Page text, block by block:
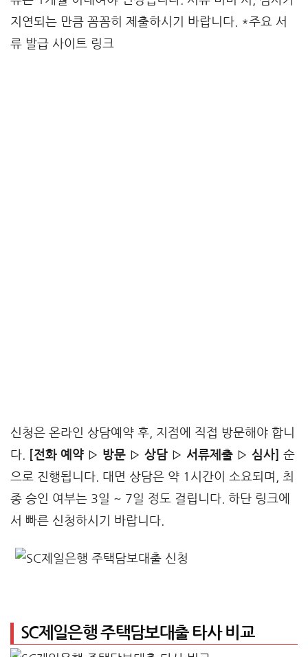
지연되는 만큼 꼼꼼히 제출하시기 바랍니다. *주요 서
류 발급 사이트 링크
신청은 온라인 상담예약 후, 지점에 직접 방문해야 합니
다.
[전화 예약 ▷ 방문 ▷ 상담 ▷ 서류제출 ▷ 심사]
순
으로 진행됩니다. 대면 상담은 약 1시간이 소요되며, 최
종 승인 여부는 3일 ~ 7일 정도 걸립니다. 하단 링크에
서 빠른 신청하시기 바랍니다.
SC제일은행 주택담보대출 타사 비교